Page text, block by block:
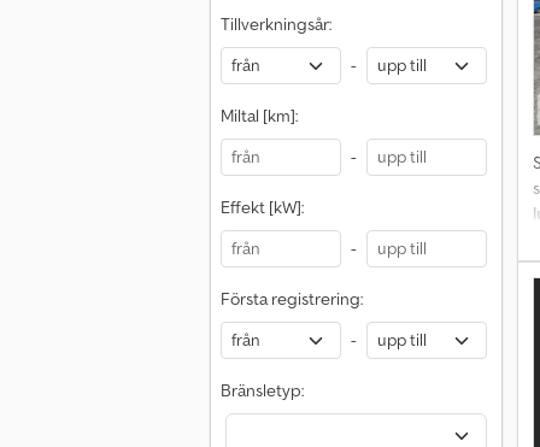
Tillverkningsår:
-
Miltal [km]:
-
Effekt [kW]:
-
Första registrering:
-
Bränsletyp: